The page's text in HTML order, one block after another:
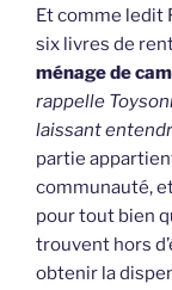
Et comme ledit
six livres de
ménage de
rappelle
laissant
partie
communauté,
pour tout bien
trouvent hors
obtenir la